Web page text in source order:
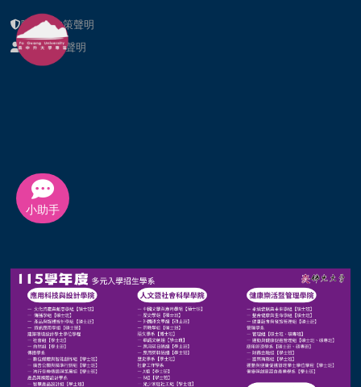
隱私權政策聲明
個資提供聲明
小助手